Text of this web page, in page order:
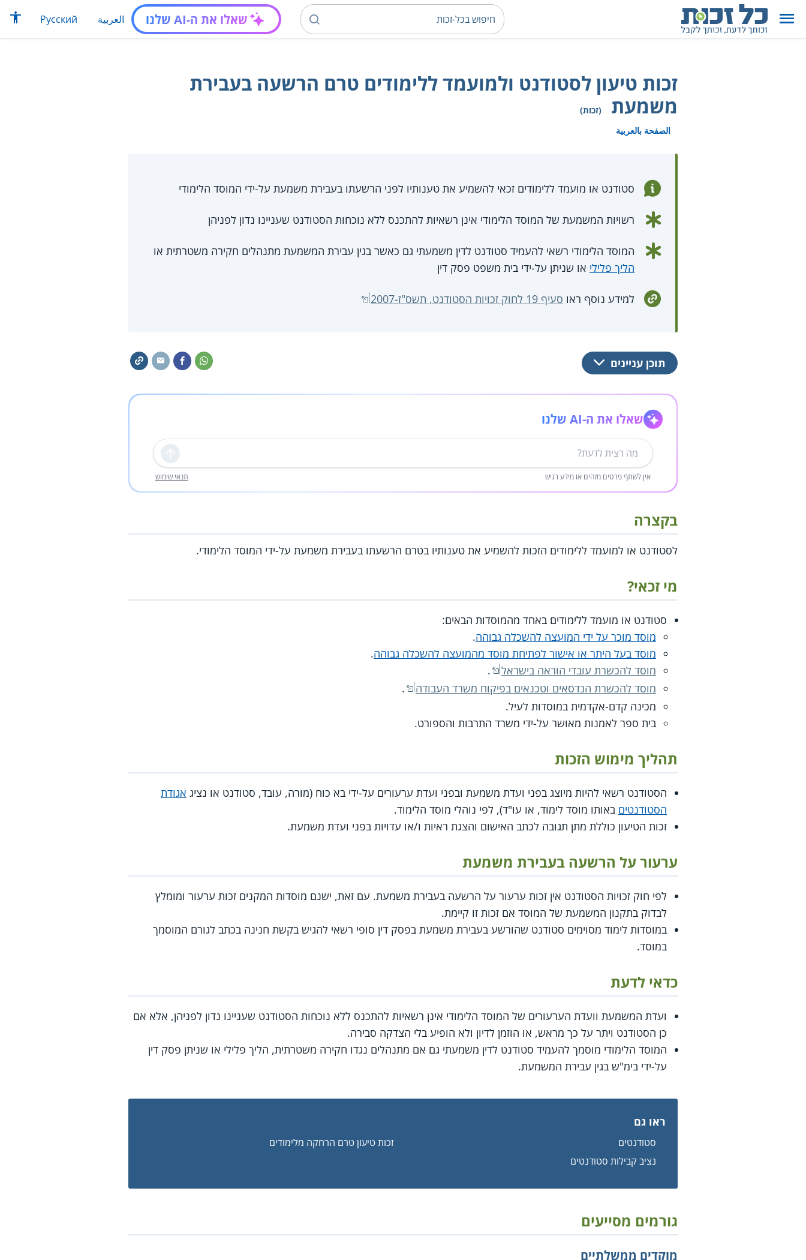
שאלו את ה-AI שלנו العربية Русский
זכות טיעון לסטודנט ולמועמד ללימודים טרם הרשעה בעבירת
משמעת
(זכות)
الصفحة بالعربية
סטודנט או מועמד ללימודים זכאי להשמיע את טענותיו לפני הרשעתו בעבירת משמעת על-ידי המוסד הלימודי
רשויות המשמעת של המוסד הלימודי אינן רשאיות להתכנס ללא נוכחות הסטודנט שעניינו נדון לפניהן
המוסד הלימודי רשאי להעמיד סטודנט לדין משמעתי גם כאשר בגין עבירת המשמעת מתנהלים חקירה משטרתית או
הליך פלילי או שניתן על-ידי בית משפט פסק דין
למידע נוסף ראו סעיף 19 לחוק זכויות הסטודנט, תשס"ז-2007
תוכן עניינים
שאלו את ה-AI שלנו
שליחה
אין לשתף פרטים מזהים או מידע רגיש תנאי שימוש
בקצרה
לסטודנט או למועמד ללימודים הזכות להשמיע את טענותיו בטרם הרשעתו בעבירת משמעת על-ידי המוסד הלימודי.
מי זכאי?
סטודנט או מועמד ללימודים באחד מהמוסדות הבאים:
מוסד מוכר על ידי המועצה להשכלה גבוהה.
מוסד בעל היתר או אישור לפתיחת מוסד מהמועצה להשכלה גבוהה.
מוסד להכשרת עובדי הוראה בישראל
.
מוסד להכשרת הנדסאים וטכנאים בפיקוח משרד העבודה
.
מכינה קדם-אקדמית במוסדות לעיל.
בית ספר לאמנות מאושר על-ידי משרד התרבות והספורט.
תהליך מימוש הזכות
הסטודנט רשאי להיות מיוצג בפני ועדת משמעת ובפני ועדת ערעורים על-ידי בא כוח (מורה, עובד, סטודנט או נציג אגודת
הסטודנטים באותו מוסד לימוד, או עו"ד), לפי נוהלי מוסד הלימוד.
זכות הטיעון כוללת מתן תגובה לכתב האישום והצגת ראיות ו/או עדויות בפני ועדת משמעת.
ערעור על הרשעה בעבירת משמעת
לפי חוק זכויות הסטודנט אין זכות ערעור על הרשעה בעבירת משמעת. עם זאת, ישנם מוסדות המקנים זכות ערעור ומומלץ
לבדוק בתקנון המשמעת של המוסד אם זכות זו קיימת.
במוסדות לימוד מסוימים סטודנט שהורשע בעבירת משמעת בפסק דין סופי רשאי להגיש בקשת חנינה בכתב לגורם המוסמך
במוסד.
כדאי לדעת
ועדת המשמעת וועדת הערעורים של המוסד הלימודי אינן רשאיות להתכנס ללא נוכחות הסטודנט שעניינו נדון לפניהן, אלא אם
כן הסטודנט ויתר על כך מראש, או הוזמן לדיון ולא הופיע בלי הצדקה סבירה.
המוסד הלימודי מוסמך להעמיד סטודנט לדין משמעתי גם אם מתנהלים נגדו חקירה משטרתית, הליך פלילי או שניתן פסק דין
על-ידי בימ"ש בגין עבירת המשמעת.
ראו גם
סטודנטים
זכות טיעון טרם הרחקה מלימודים
נציב קבילות סטודנטים
גורמים מסייעים
מוקדים ממשלתיים